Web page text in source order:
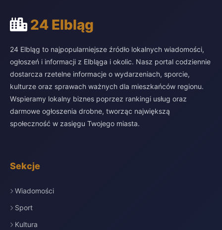
24 Elbląg
24 Elbląg to najpopularniejsze źródło lokalnych wiadomości,
ogłoszeń i informacji z Elbląga i okolic. Nasz portal codziennie
dostarcza rzetelne informacje o wydarzeniach, sporcie,
kulturze oraz sprawach ważnych dla mieszkańców regionu.
Wspieramy lokalny biznes poprzez rankingi usług oraz
darmowe ogłoszenia drobne, tworząc największą
społeczność w zasięgu Twojego miasta.
Sekcje
Wiadomości
Sport
Kultura